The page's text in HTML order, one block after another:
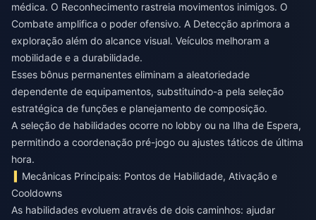
médica. O Reconhecimento rastreia movimentos inimigos. O
Combate amplifica o poder ofensivo. A Detecção aprimora a
exploração além do alcance visual. Veículos melhoram a
mobilidade e a durabilidade.
Esses bônus permanentes eliminam a aleatoriedade
dependente de equipamentos, substituindo-a pela seleção
estratégica de funções e planejamento de composição.
A seleção de habilidades ocorre no lobby ou na Ilha de Espera,
permitindo a coordenação pré-jogo ou ajustes táticos de última
hora.
Mecânicas Principais: Pontos de Habilidade, Ativação e
Cooldowns
As habilidades evoluem através de dois caminhos: ajudar